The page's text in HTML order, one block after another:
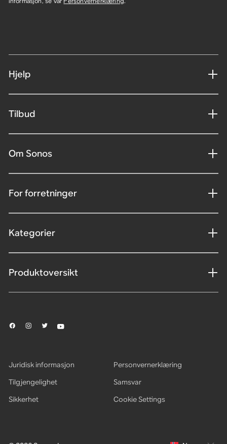
Hjelp
Tilbud
Om Sonos
For forretninger
Kategorier
Produktoversikt
Juridisk informasjon
Personvernerklæring
Tilgjengelighet
Samsvar
Sikkerhet
Cookie Settings